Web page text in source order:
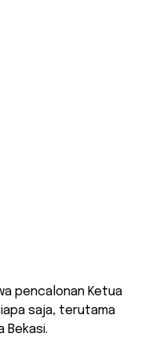
pencalonan Ketua
saja, terutama
Bekasi.